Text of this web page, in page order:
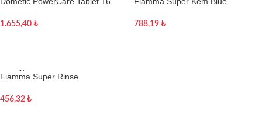
DI
1.655,40 ₺
DI
788,19 ₺
TÜKEN
DI
Fiamma Super Rinse
456,32 ₺